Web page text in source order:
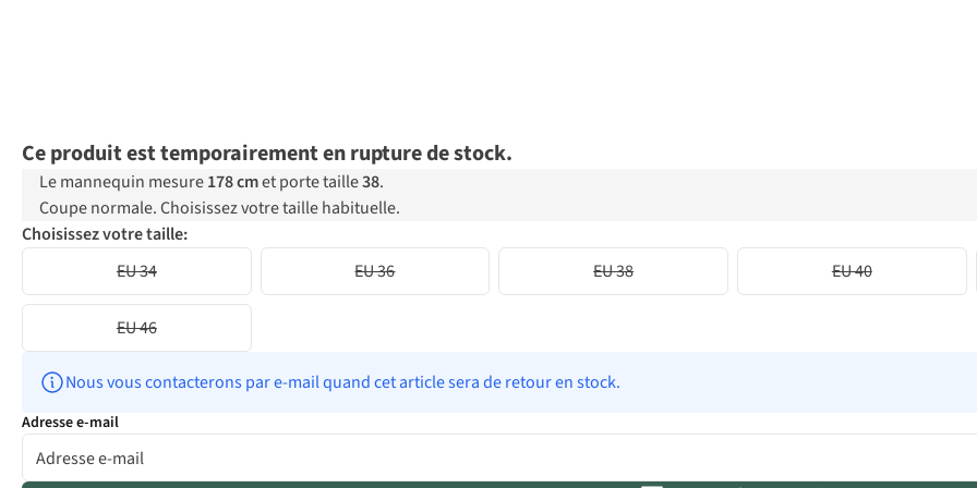
Ce produit est temporairement en rupture de stock.
Le mannequin mesure178 cmet porte taille38.
Coupe normale. Choisissez votre taille habituelle.
Choisissez votre taille:
EU 34
EU 36 EU 38 EU 40
EU 46
Nous vous contacterons par e-mail quand cet article sera de retour en stock.
Adresse e-mail